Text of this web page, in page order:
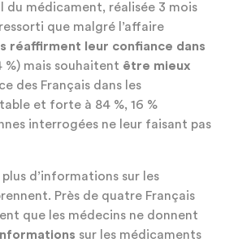
du médicament, réalisée 3 mois
que malgré l’affaire
réaffirment leur confiance dans
%) mais souhaitent être mieux
des Français dans les
et forte à 84 %, 16 %
interrogées ne leur faisant pas
d’informations sur les
Près de quatre Français
que les médecins ne donnent
sur les médicaments